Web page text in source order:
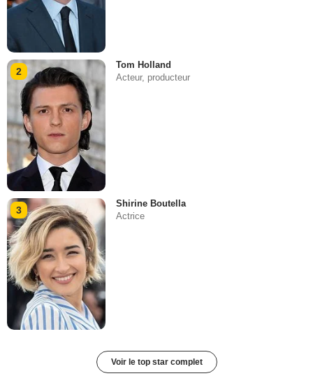
2
Tom Holland
Acteur, producteur
3
Shirine Boutella
Actrice
Voir le top star complet